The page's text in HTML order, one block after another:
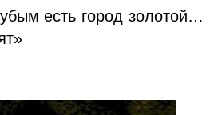
есть город